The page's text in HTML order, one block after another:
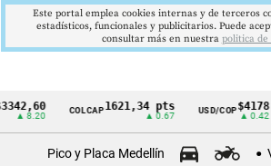
CintilloCOLCAP1621,34 pts USD/COP$4178
▲ 0.42
Pico y Placa Medellín
Este portal emplea cookies internas y de terceros
estadísticos, funcionales y publicitarios. Puede
consultar más en nuestra politica de